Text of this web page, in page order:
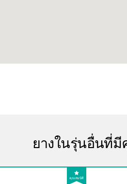
ยางในรุ่นอื่นที่
คุณสมบัติ